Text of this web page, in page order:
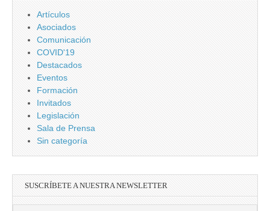
Artículos
Asociados
Comunicación
COVID'19
Destacados
Eventos
Formación
Invitados
Legislación
Sala de Prensa
Sin categoría
SUSCRÍBETE A NUESTRA NEWSLETTER